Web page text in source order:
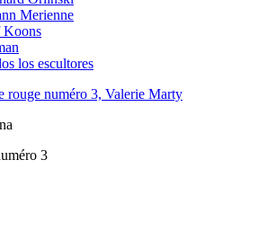
Merienne
Koons
los escultores
3